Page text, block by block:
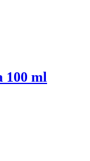
100 ml